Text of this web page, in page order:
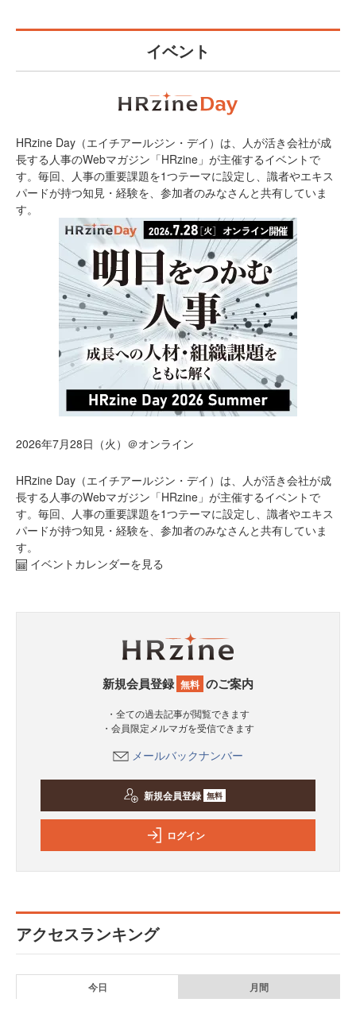
イベント
HRzine Day（エイチアールジン・デイ）は、人が活き会社が成
長する人事のWebマガジン「HRzine」が主催するイベントで
す。毎回、人事の重要課題を1つテーマに設定し、識者やエキス
パードが持つ知見・経験を、参加者のみなさんと共有していま
す。
2026年7月28日（火）＠オンライン
HRzine Day（エイチアールジン・デイ）は、人が活き会社が成
長する人事のWebマガジン「HRzine」が主催するイベントで
す。毎回、人事の重要課題を1つテーマに設定し、識者やエキス
パードが持つ知見・経験を、参加者のみなさんと共有していま
す。
イベントカレンダーを見る
新規会員登録 無料 のご案内
・全ての過去記事が閲覧できます
・会員限定メルマガを受信できます
メールバックナンバー
新規会員登録 無料
ログイン
アクセスランキング
今日 月間